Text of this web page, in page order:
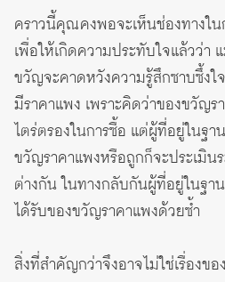
คราวนี้คุณคงพอจะเห็นช่องทางใ
เพื่อให้เกิดความประทับใจแล้วว่า
ขวัญจะคาดหวังความรู้สึกซาบซึ้ง
มีราคาแพง เพราะคิดว่าของขวัญ
ไตร่ตรองในการซื้อ แต่ผู้ที่อยู่ในฐา
ขวัญราคาแพงหรือถูกก็จะประเมิน
ต่างกัน ในทางกลับกันผู้ที่อยู่ในฐา
ได้รับของขวัญราคาแพงด้วยซ้ำ
สิ่งที่สำคัญกว่าจึงอาจไม่ใช่เรื่องข